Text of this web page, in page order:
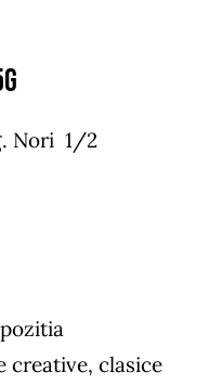
Nori 1/2
creative, clasice